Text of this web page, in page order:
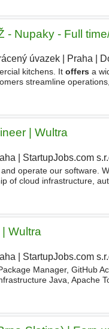
- Nupaky - Full
úvazek| Praha
kitchens. It offersa
streamline
| Wultra
StartupJobs.com
operate our software.
of cloud infrastructure,
Wultra
StartupJobs.com
Manager, GitHub
Java, Apache